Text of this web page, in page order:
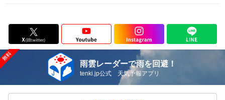
雨雲レーダーで雨を回避！
tenki.jp公式 天気予報アプリ